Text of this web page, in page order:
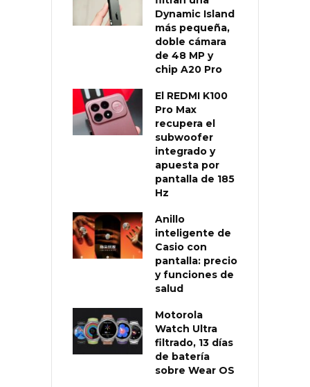
Dynamic Island
más pequeña,
doble cámara
de 48 MP y
chip A20 Pro
El REDMI K100
Pro Max
recupera el
subwoofer
integrado y
apuesta por
pantalla de 185
Hz
Anillo
inteligente de
Casio con
pantalla: precio
y funciones de
salud
Motorola
Watch Ultra
filtrado, 13 días
de batería
sobre Wear OS